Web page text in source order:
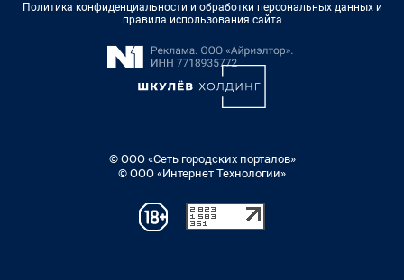
Политика конфиденциальности и обработки персональных данных и
правила использования сайта
© ООО «Сеть городских порталов»
© ООО «Интернет Технологии»